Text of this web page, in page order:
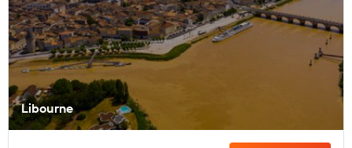
Libourne